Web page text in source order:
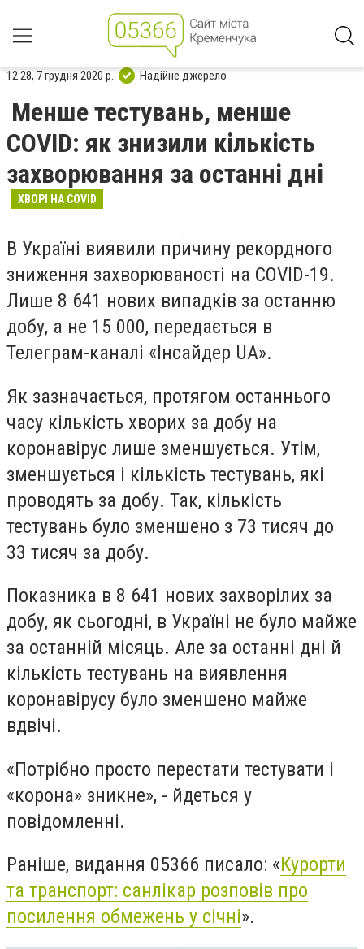
12:28, 7 грудня 2020 р. Надійне джерело
Менше тестувань, менше
COVID: як знизили кількість
захворювання за останні дні
ХВОРІ НА COVID
В Україні виявили причину рекордного
зниження захворюваності на COVID-19.
Лише 8 641 нових випадків за останню
добу, а не 15 000, передається в
Телеграм-каналі «Інсайдер UA».
Як зазначається, протягом останнього
часу кількість хворих за добу на
коронавірус лише зменшується. Утім,
зменшується і кількість тестувань, які
проводять за добу. Так, кількість
тестувань було зменшено з 73 тисяч до
33 тисяч за добу.
Показника в 8 641 нових захворілих за
добу, як сьогодні, в Україні не було майже
за останній місяць. Але за останні дні й
кількість тестувань на виявлення
коронавірусу було зменшено майже
вдвічі.
«Потрібно просто перестати тестувати і
«корона» зникне», - йдеться у
повідомленні.
Раніше, видання 05366 писало: «Курорти
та транспорт: санлікар розповів про
посилення обмежень у січні».